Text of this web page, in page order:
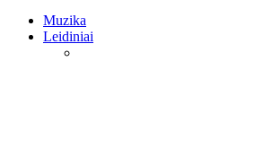
Muzika
Leidiniai